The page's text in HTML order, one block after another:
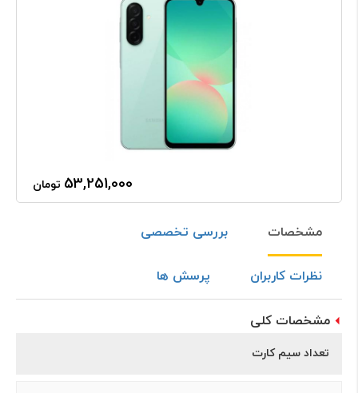
53,251,000 تومان
مشخصات بررسی تخصصی
نظرات کاربران پرسش ها
مشخصات کلی
تعداد سیم کارت